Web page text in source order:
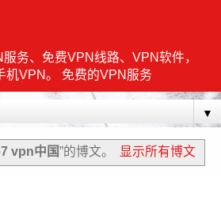
务、免费VPN线路、VPN软件，
机VPN。 免费的VPN服务
▼
vpn中国”的博文。 显示所有博文